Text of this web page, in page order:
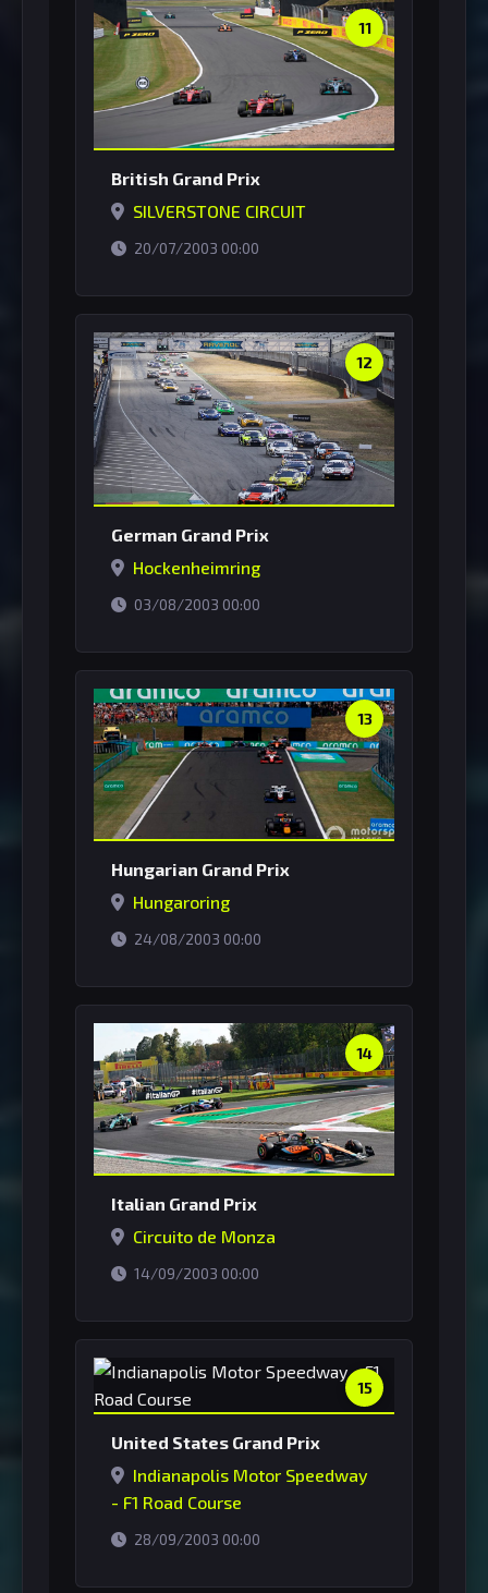
11
British Grand Prix
SILVERSTONE CIRCUIT
20/07/2003 00:00
12
German Grand Prix
Hockenheimring
03/08/2003 00:00
13
Hungarian Grand Prix
Hungaroring
24/08/2003 00:00
14
Italian Grand Prix
Circuito de Monza
14/09/2003 00:00
15
United States Grand Prix
Indianapolis Motor Speedway
- F1 Road Course
28/09/2003 00:00